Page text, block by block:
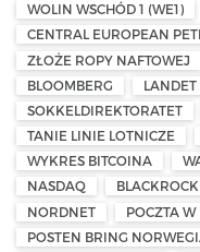
WOLIN WSCHÓD 1 (WE1)
CENTRAL EUROPEAN
ZŁOŻE ROPY NAFTOWEJ
BLOOMBERG
LANDET
SOKKELDIREKTORATET
TANIE LINIE LOTNICZE
WYKRES BITCOINA
NASDAQ
BLACKROCK
NORDNET
POCZTA
POSTEN BRING